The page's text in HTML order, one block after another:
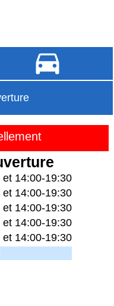
14:00-19:30
14:00-19:30
14:00-19:30
14:00-19:30
14:00-19:30